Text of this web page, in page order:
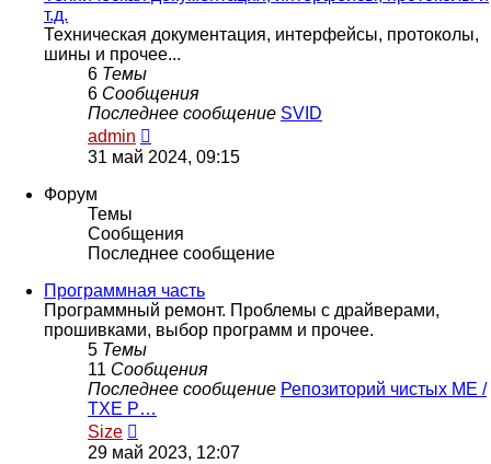
т.д.
Техническая документация, интерфейсы, протоколы,
шины и прочее...
6 Темы
6 Сообщения
Последнее сообщение SVID
admin
к
31 май 2024, 09:15
Форум
Темы
Сообщения
Последнее сообщение
Программная часть
Программный ремонт. Проблемы с драйверами,
прошивками, выбор программ и прочее.
5 Темы
11 Сообщения
Последнее сообщение Репозиторий чистых ME /
TXE Р…
Size
к
29 май 2023, 12:07